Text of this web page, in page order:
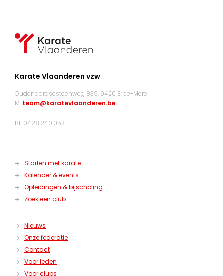
Karate Vlaanderen vzw
Oudenaardsesteenweg 839, 9420 Erpe-Mere
M: team@karatevlaanderen.be
BE 0428.240.053
Starten met karate
Kalender & events
Opleidingen & bijscholing
Zoek een club
Nieuws
Onze federatie
Contact
Voor leden
Voor clubs